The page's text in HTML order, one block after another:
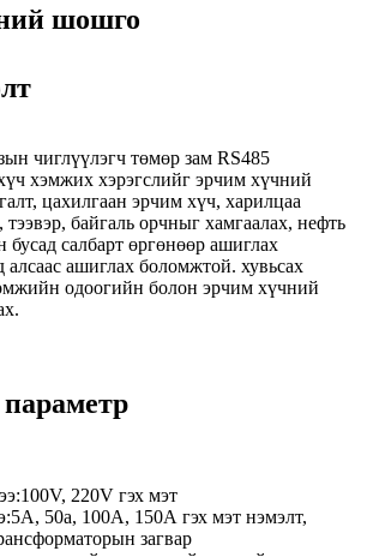
шошго
чиглүүлэгч төмөр зам RS485
хэмжих хэрэгслийг эрчим хүчний
цахилгаан эрчим хүч, харилцаа
байгаль орчныг хамгаалах, нефть
салбарт өргөнөөр ашиглах
ашиглах боломжтой. хувьсах
одоогийн болон эрчим хүчний
100V, 220V гэх мэт
5А, 50а, 100А, 150А гэх мэт нэмэлт,
загвар